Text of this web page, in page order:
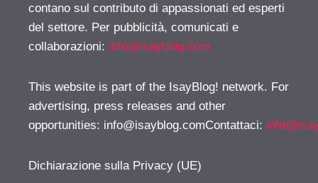
contano sul contributo di appassionati ed esperti
del settore. Per pubblicità, comunicati e
collaborazioni: info@isayblog.com
This website is part of the IsayBlog! network. For
advertising, press releases and other
opportunities: info@isayblog.comContattaci:
Dichiarazione sulla Privacy (UE)